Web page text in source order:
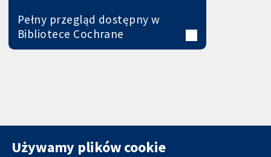
Pełny przegląd dostępny w
Bibliotece Cochrane
Używamy plików cookie